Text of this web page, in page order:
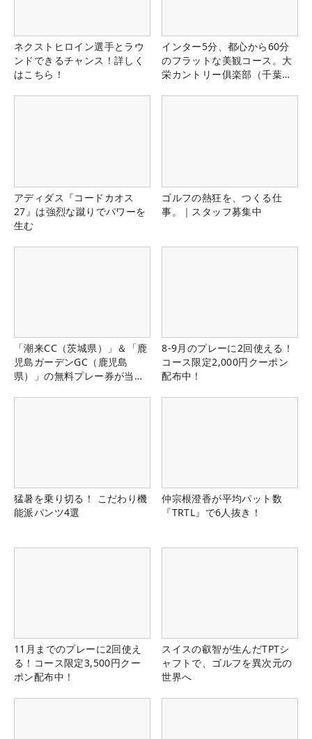
ネクストヒロイン選手とラウ
ンドできるチャンス！詳しく
はこちら！
インター5分、都心から60分
のフラットな美観コース。大
栄カントリー俱楽部（千葉
アディダス『コードカオス
27』は強烈な蹴りでパワーを
生む
ゴルフの熱狂を、つくる仕
事。｜スタッフ募集中
「潮来CC（茨城県）」＆「鹿
児島ガーデンGC（鹿児島
県）」の無料プレー券が当た
8-9月のプレーに2回使える！
コース限定2,000円クーポン
配布中！
猛暑を乗り切る！ こだわり機
能派パンツ4選
仲宗根澄香が平均パット数
『TRTL』で6人抜き！
11月までのプレーに2回使え
る！コース限定3,500円クー
ポン配布中！
スイスの叡智が生んだTPTシ
ャフトで、ゴルフを異次元の
世界へ